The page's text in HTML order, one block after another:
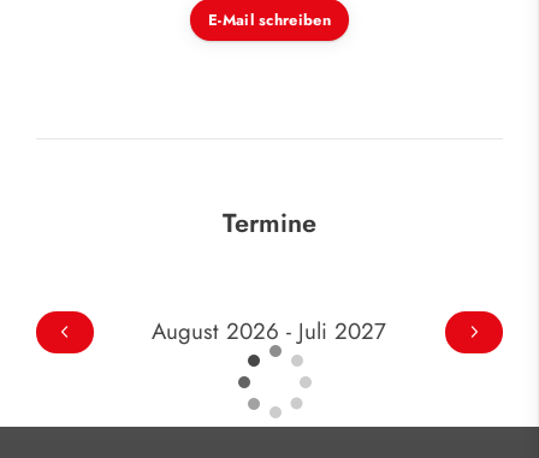
E-Mail schreiben
Termine
August 2026 - Juli 2027